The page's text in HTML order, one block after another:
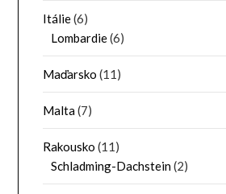
Itálie(6)
Lombardie(6)
Maďarsko (11)
Malta(7)
Rakousko (11)
Schladming-Dachstein(2)